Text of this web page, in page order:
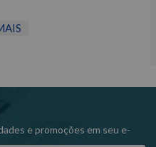
e promoções em seu e-